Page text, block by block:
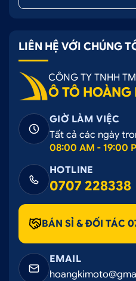
LIÊN HỆ VỚI CHÚNG
CÔNG TY TNHH
Ô TÔ HOÀNG
GIỜ LÀM VIỆC
Tất cả các ngày
08:00 AM - 19:00
HOTLINE
0707 228338
BÁN SỈ & ĐỐI TÁC
EMAIL